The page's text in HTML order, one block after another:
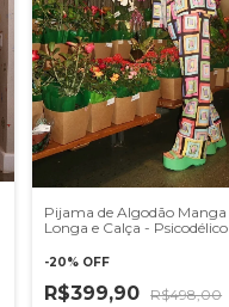
Pijama de Algodão Manga
Longa e Calça - Psicodélico
-20% OFF
R$399,90 R$498,00